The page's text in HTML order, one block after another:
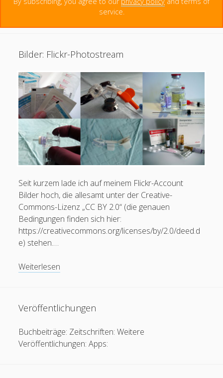
Menschen haben seit 2014 diese Seite besucht.
Creative Commons Namensnennung 4.0 international
Komplikationen
Portkathetern
Bilder: Flickr-Photostream
Seit kurzem lade ich auf meinem Flickr-Account
Bilder hoch, die allesamt unter der Creative-
Commons-Lizenz „CC BY 2.0“ (die genauen
Bedingungen finden sich hier:
https://creativecommons.org/licenses/by/2.0/deed.d
e) stehen.…
Weiterlesen
Veröffentlichungen
Buchbeiträge: Zeitschriften: Weitere
Veröffentlichungen: Apps:
service.